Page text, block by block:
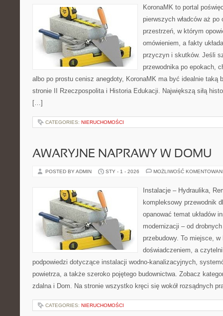
KoronaMK to portal
pierwszych władców aż
przestrzeń, w którym
omówieniem, a fakty
przyczyn i skutków. Jeśli
przewodnika po epokach,
albo po prostu cenisz anegdoty, KoronaMK ma być idealnie taką
stronie II Rzeczpospolita i Historia Edukacji. Największą siłą
[…]
CATEGORIES: NIERUCHOMOŚCI
AWARYJNE NAPRAWY W DOMU
POSTED BY ADMIN STY - 1 - 2026 MOŻLIWOŚĆ
Instalacje – Hydraulika,
kompleksowy przewodnik
opanować temat układów
modernizacji – od
przebudowy. To miejsce,
doświadczeniem, a
podpowiedzi dotyczące instalacji wodno-kanalizacyjnych,
powietrza, a także szeroko pojętego budownictwa. Zobacz
zdalna i Dom. Na stronie wszystko kręci się wokół rozsądnych
CATEGORIES: NIERUCHOMOŚCI